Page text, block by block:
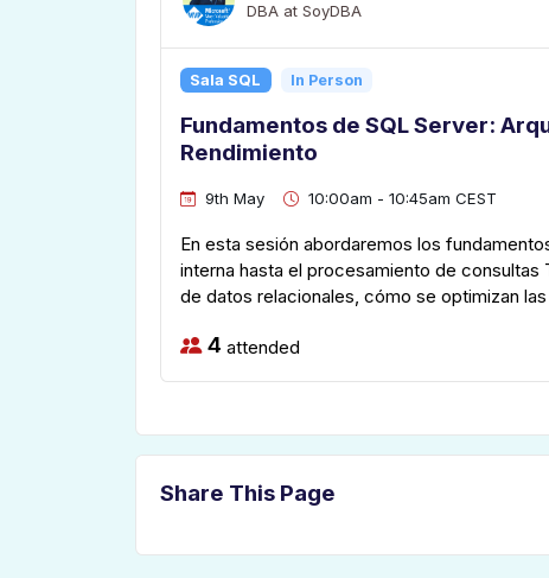
DBA at SoyDBA
Sala SQL In Person
Fundamentos de SQL Server:
Rendimiento
9th May 10:00am - 10:45am CEST
En esta sesión abordaremos los
interna hasta el procesamiento de
de datos relacionales, cómo se optimizan
4 attended
Share This Page